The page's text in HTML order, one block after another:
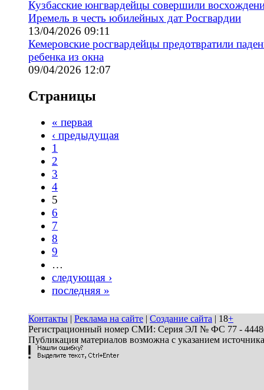
Кузбасские юнгвардейцы совершили
Иремель в честь юбилейных дат Росгвардии
13/04/2026 09:11
Кемеровские росгвардейцы предотвратили
ребенка из окна
09/04/2026 12:07
Страницы
« первая
‹ предыдущая
1
2
3
4
5
6
7
8
9
…
следующая ›
последняя »
Контакты | Реклама на сайте | Создание сайта | 18+
Регистрационный номер СМИ: Серия ЭЛ № ФС 77 - 44486
Публикация материалов возможна с указанием